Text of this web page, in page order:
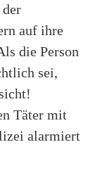
auf ihre
die Person
sei,
Täter mit
alarmiert